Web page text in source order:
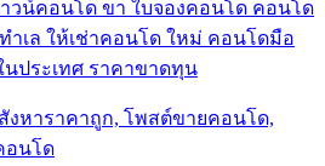
วน์คอนโด ขา ใบจองคอนโด คอนโด
เล ให้เช่าคอนโด ใหม่ คอนโดมือ
นประเทศ ราคาขาดทุน
งหาราคาถูก, โพสต์ขายคอนโด,
อนโด